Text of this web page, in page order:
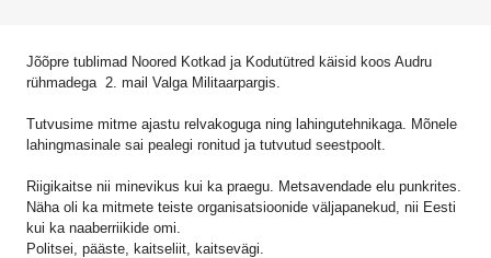
Jõõpre tublimad Noored Kotkad ja Kodutütred käisid koos Audru
rühmadega 2. mail Valga Militaarpargis.
Tutvusime mitme ajastu relvakoguga ning lahingutehnikaga. Mõnele
lahingmasinale sai pealegi ronitud ja tutvutud seestpoolt.
Riigikaitse nii minevikus kui ka praegu. Metsavendade elu punkrites.
Näha oli ka mitmete teiste organisatsioonide väljapanekud, nii Eesti
kui ka naaberriikide omi.
Politsei, pääste, kaitseliit, kaitsevägi.